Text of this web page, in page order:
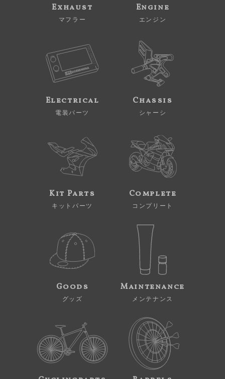
Exhaust
マフラー
Engine
エンジン
Electrical
電装パーツ
Chassis
シャーシ
Kit Parts
キットパーツ
Complete
コンプリート
Goods
グッズ
Maintenance
メンテナンス